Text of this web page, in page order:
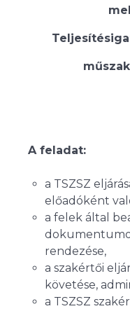
A feladat:
a TSZSZ
előadóként
a felek által
rendezése,
a szakértői
követése,
a TSZSZ